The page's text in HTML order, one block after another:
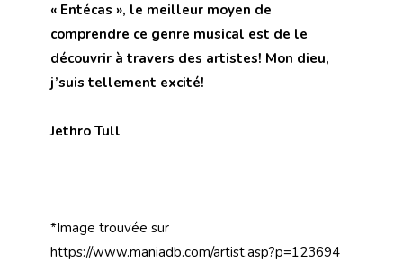
« Entécas », le meilleur moyen de
comprendre ce genre musical est de le
découvrir à travers des artistes! Mon dieu,
j’suis tellement excité!
Jethro Tull
*Image trouvée sur
https://www.maniadb.com/artist.asp?p=123694